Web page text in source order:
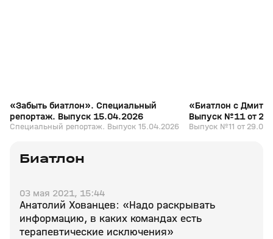
«Забыть биатлон». Специальный
репортаж. Выпуск 15.04.2026
Специальный репортаж. Выпуск 15.04.2026
«Биатлон с
Выпуск №11 от
Выпуск №11 от
Биатлон
03 мая 2021, 15:44
Анатолий Хованцев: «Надо раскрывать
информацию, в каких командах есть
терапевтические исключения»